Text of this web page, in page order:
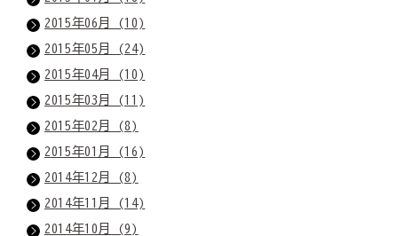
2015年06月 (10)
2015年05月 (24)
2015年04月 (10)
2015年03月 (11)
2015年02月 (8)
2015年01月 (16)
2014年12月 (8)
2014年11月 (14)
2014年10月 (9)